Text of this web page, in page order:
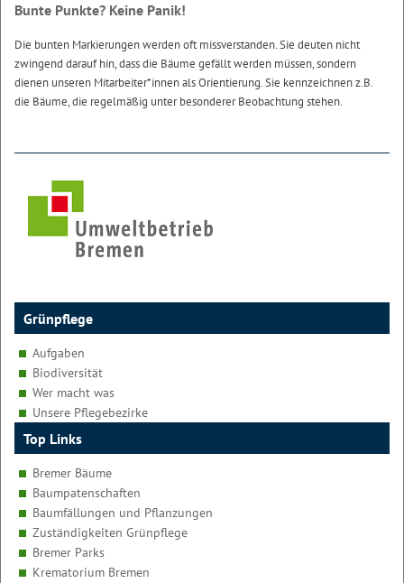
Bunte Punkte? Keine Panik!
Die bunten Markierungen werden oft missverstanden. Sie deuten nicht
zwingend darauf hin, dass die Bäume gefällt werden müssen, sondern
dienen unseren Mitarbeiter*innen als Orientierung. Sie kennzeichnen z.B.
die Bäume, die regelmäßig unter besonderer Beobachtung stehen.
Grünpflege
Aufgaben
Biodiversität
Wer macht was
Unsere Pflegebezirke
Top Links
Bremer Bäume
Baumpatenschaften
Baumfällungen und Pflanzungen
Zuständigkeiten Grünpflege
Bremer Parks
Krematorium Bremen